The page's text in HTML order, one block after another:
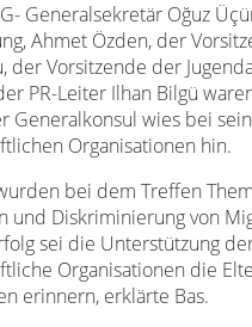
Generalsekretär Oğuz
Ahmet Özden, der
der Vorsitzende der
PR-Leiter Ilhan Bilgü
Generalkonsul wies bei
Organisationen hin.
bei dem Treffen
und Diskriminierung von
sei die Unterstützung
Organisationen die
erinnern, erklärte Bas.